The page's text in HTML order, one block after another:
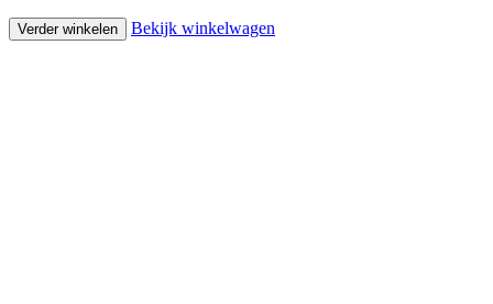
Verder winkelen Bekijk winkelwagen